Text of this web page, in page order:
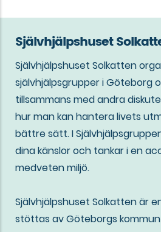
Självhjälpshuset
Självhjälpshuset Solkatten
självhjälpsgrupper i Göteborg
tillsammans med andra
hur man kan hantera livets
bättre sätt. I
dina känslor och tankar i en
medveten miljö.
Självhjälpshuset Solkatten är
stöttas av Göteborgs